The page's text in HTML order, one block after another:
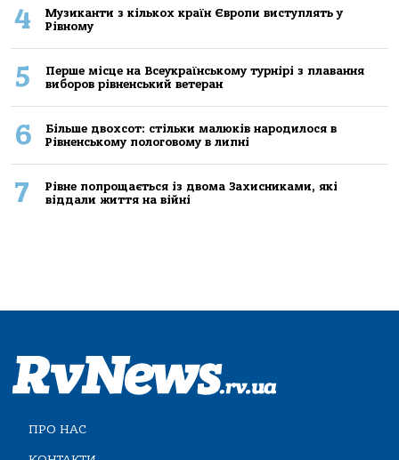
4
Музиканти з кількох країн Європи виступлять у
Рівному
5
Перше місце на Всеукраїнському турнірі з плавання
виборов рівненський ветеран
6
Більше двохсот: стільки малюків народилося в
Рівненському пологовому в липні
7
Рівне попрощається із двома Захисниками, які
віддали життя на війні
ПРО НАС